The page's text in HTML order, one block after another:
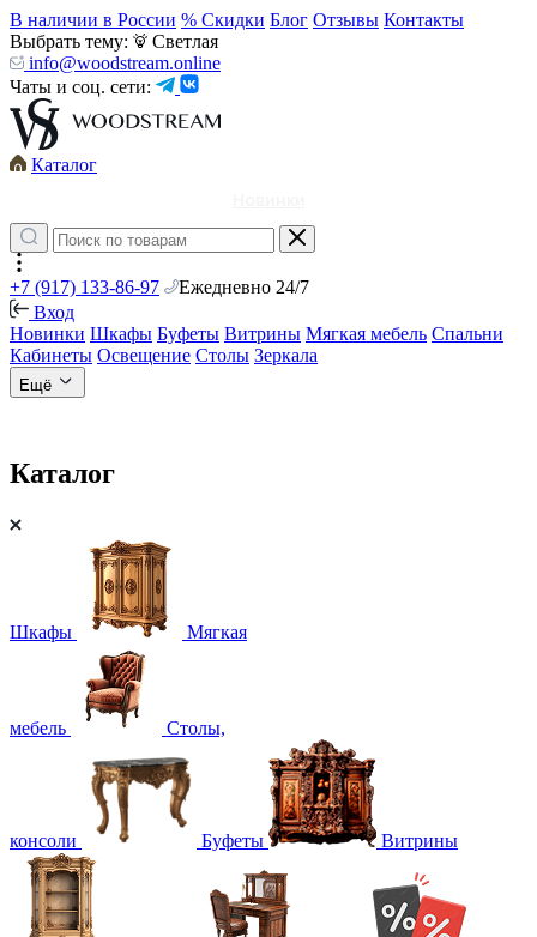
В наличии в России % Скидки Блог Отзывы Контакты
Выбрать тему:
Светлая
info@woodstream.online
Чаты и соц. сети:
Каталог
+7 (917) 133-86-97
Ежедневно 24/7
Вход
Новинки Шкафы Буфеты Витрины Мягкая мебель Спальни
Кабинеты Освещение Столы Зеркала
Ещё
Каталог
Шкафы Мягкая
мебель Столы,
консоли Буфеты Витрины